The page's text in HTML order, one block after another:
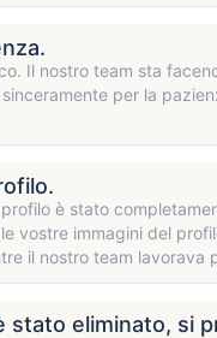
Il nostro team sta
per la
è stato
vostre immagini del
il nostro team lavorava
stato eliminato, si